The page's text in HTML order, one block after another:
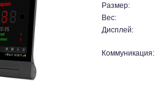
Размер:
Вес:
Дисплей:
Коммуникация: